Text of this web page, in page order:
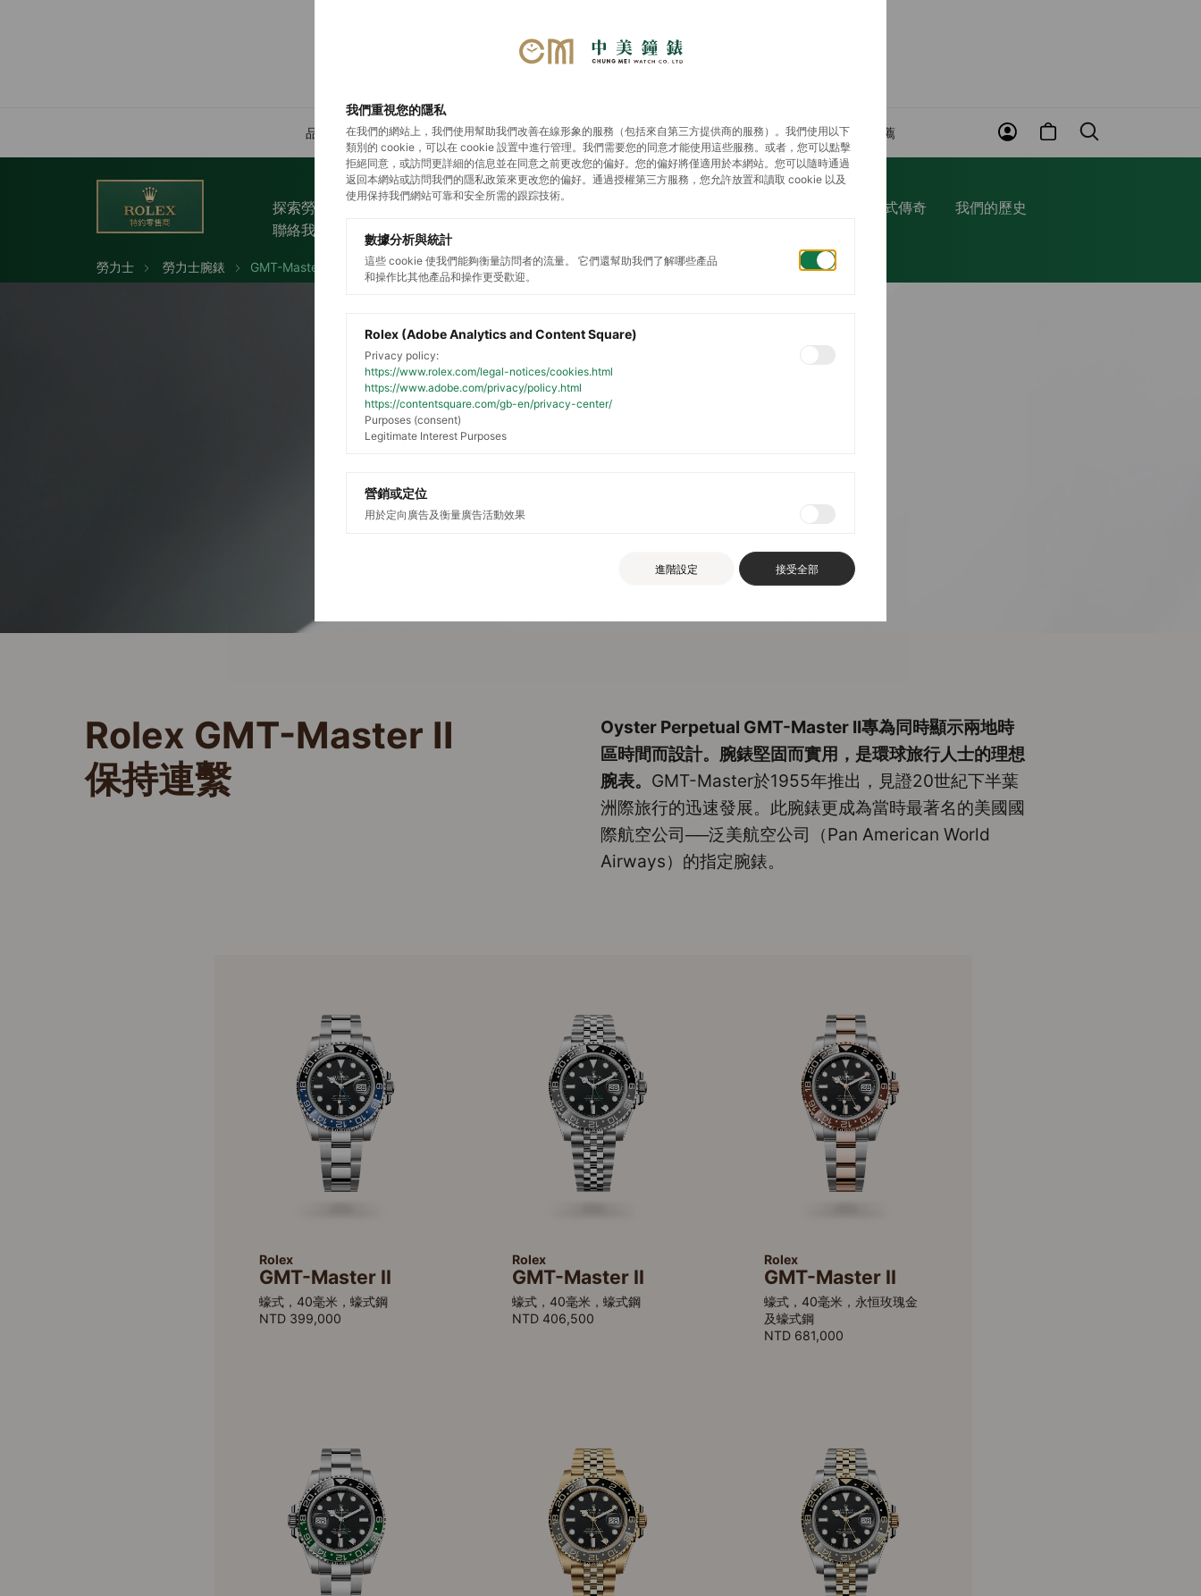
品牌介紹 勞力士 帝舵表 影音專區 展示據點 預約鑑賞 近期推薦
探索勞力士 勞力士腕錶 2026新款腕錶 蠔式傳奇
我們的歷史
聯絡我們
勞力士 勞力士腕錶 GMT-Master II
Rolex GMT-Master II
保持連繫
Oyster Perpetual GMT-Master II專為同時顯示兩地時
區時間而設計。腕錶堅固而實用，是環球旅行人士的理想
腕表。 GMT-Master於1955年推出，見證20世紀下半葉
洲際旅行的迅速發展。此腕錶更成為當時最著名的美國國
際航空公司──泛美航空公司（Pan American World
Airways）的指定腕錶。
Rolex
GMT-Master II
蠔式，40毫米，蠔式鋼
NTD 399,000
Rolex
GMT-Master II
蠔式，40毫米，蠔式鋼
NTD 406,500
Rolex
GMT-Master II
蠔式，40毫米，永恒玫瑰金
及蠔式鋼
NTD 681,000
我們重視您的隱私
在我們的網站上，我們使用幫助我們改善在線形象的服務（包括來自第三方提供商的服務）。我們使用以下
類別的 cookie，可以在 cookie 設置中進行管理。我們需要您的同意才能使用這些服務。或者，您可以點擊
拒絕同意，或訪問更詳細的信息並在同意之前更改您的偏好。您的偏好將僅適用於本網站。您可以隨時通過
返回本網站或訪問我們的隱私政策來更改您的偏好。通過授權第三方服務，您允許放置和讀取 cookie 以及
使用保持我們網站可靠和安全所需的跟踪技術。
數據分析與統計
這些 cookie 使我們能夠衡量訪問者的流量。 它們還幫助我們了解哪些產品
和操作比其他產品和操作更受歡迎。
Rolex (Adobe Analytics and Content Square)
Privacy policy:
https://www.rolex.com/legal-notices/cookies.html
https://www.adobe.com/privacy/policy.html
https://contentsquare.com/gb-en/privacy-center/
Purposes (consent)
Legitimate Interest Purposes
營銷或定位
用於定向廣告及衡量廣告活動效果
進階設定 接受全部